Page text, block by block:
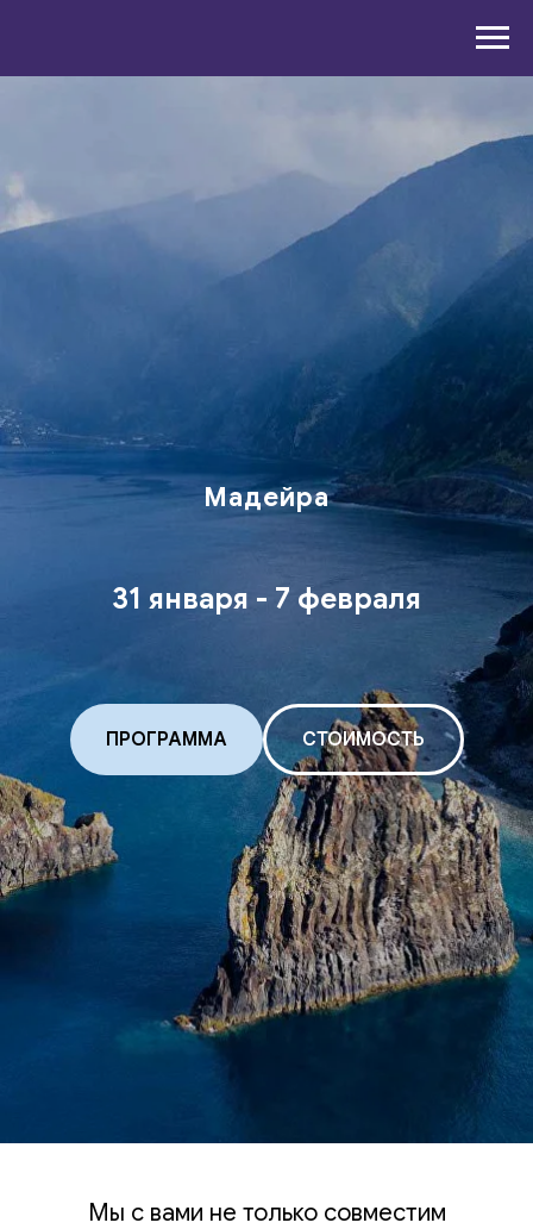
Мадейра
31 января - 7 февраля
ПРОГРАММА СТОИМОСТЬ
Мы с вами не только совместим